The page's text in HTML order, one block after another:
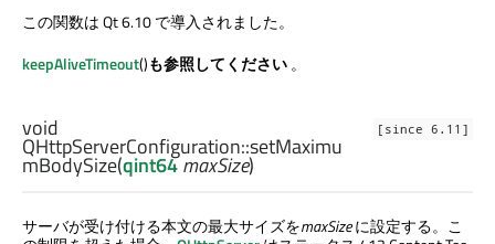
この関数は Qt 6.10 で導入されました。
keepAliveTimeout()も参照してください。
[since 6.11]
void
QHttpServerConfiguration::setMaximu
mBodySize(qint64maxSize)
サーバが受け付ける本文の最大サイズをmaxSizeに設定する。こ